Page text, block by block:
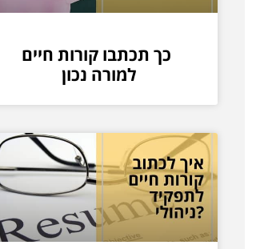
כך תכתבו קורות חיים
למורה נכון